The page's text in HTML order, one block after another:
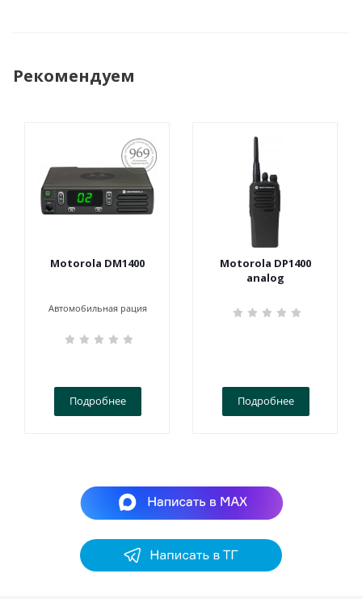
Рекомендуем
ПОСТАНОВЛЕНИЕ
969
Motorola DM1400
Автомобильная рация
Подробнее
Motorola DP1400
analog
Подробнее